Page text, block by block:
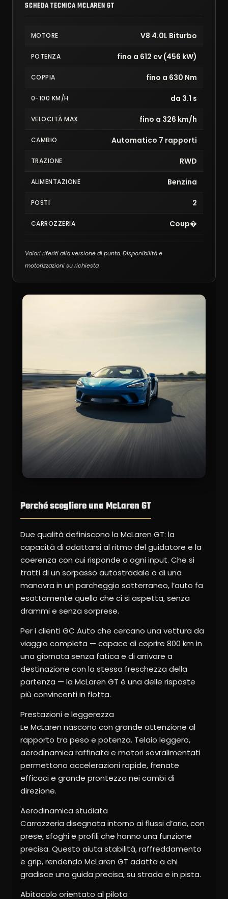
SCHEDA TECNICA MCLAREN GT
MOTORE V8 4.0L Biturbo
POTENZA fino a 612 cv (456 kW)
COPPIA fino a 630 Nm
0-100 KM/H da 3.1 s
VELOCITÀ MAX fino a 326 km/h
CAMBIO Automatico 7 rapporti
TRAZIONE RWD
ALIMENTAZIONE Benzina
POSTI 2
CARROZZERIA Coup�
Valori riferiti alla versione di punta. Disponibilità e
motorizzazioni su richiesta.
Perché scegliere una McLaren GT
Due qualità definiscono la McLaren GT: la
capacità di adattarsi al ritmo del guidatore e la
coerenza con cui risponde a ogni input. Che si
tratti di un sorpasso autostradale o di una
manovra in un parcheggio sotterraneo, l’auto fa
esattamente quello che ci si aspetta, senza
drammi e senza sorprese.
Per i clienti GC Auto che cercano una vettura da
viaggio completa — capace di coprire 800 km in
una giornata senza fatica e di arrivare a
destinazione con la stessa freschezza della
partenza — la McLaren GT è una delle risposte
più convincenti in flotta.
Prestazioni e leggerezza
Le McLaren nascono con grande attenzione al
rapporto tra peso e potenza. Telaio leggero,
aerodinamica raffinata e motori sovralimentati
permettono accelerazioni rapide, frenate
efficaci e grande prontezza nei cambi di
direzione.
Aerodinamica studiata
Carrozzeria disegnata intorno ai flussi d’aria, con
prese, sfoghi e profili che hanno una funzione
precisa. Questo aiuta stabilità, raffreddamento
e grip, rendendo McLaren GT adatta a chi
gradisce una guida precisa, su strada e in pista.
Abitacolo orientato al pilota